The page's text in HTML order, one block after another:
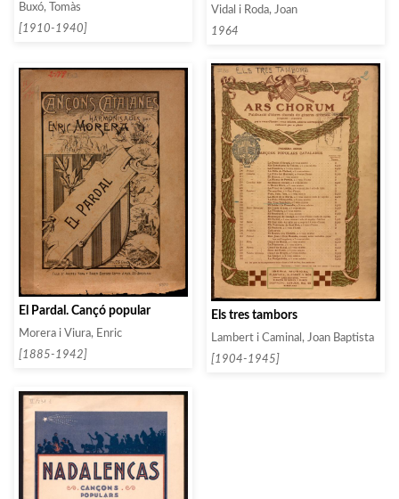
Buxó, Tomàs
[1910-1940]
Vidal i Roda, Joan
1964
El Pardal. Cançó popular
Morera i Viura, Enric
[1885-1942]
Els tres tambors
Lambert i Caminal, Joan Baptista
[1904-1945]